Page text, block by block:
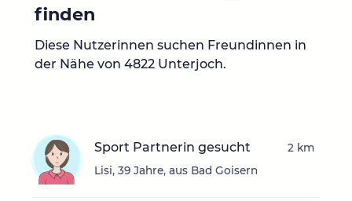
finden
Diese Nutzerinnen suchen Freundinnen in
der Nähe von 4822 Unterjoch.
Sport Partnerin gesucht
Lisi, 39 Jahre, aus Bad Goisern
2 km